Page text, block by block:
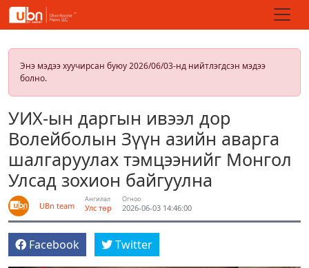
Энэ мэдээ хуучирсан буюу 2026/06/03-нд нийтлэгдсэн мэдээ
болно.
УИХ-ын даргын ивээл дор
Волейболын Зүүн азийн аварга
шалгаруулах тэмцээнийг Монгол
Улсад зохион байгуулна
UBn team
Ангилал
Улс төр
Огноо
2026-06-03 14:46:00
Facebook Twitter